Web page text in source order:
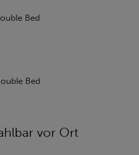
Bed
Bed
vor Ort